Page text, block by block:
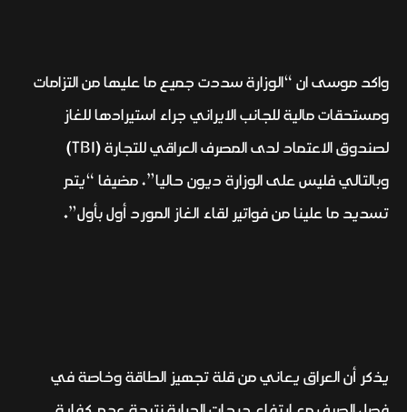
واكد موسى ان “الوزارة سددت جميع ما عليها من التزامات
ومستحقات مالية للجانب الايراني جراء استيرادها للغاز
لصندوق الاعتماد لدى المصرف العراقي للتجارة (TBI)
وبالتالي فليس على الوزارة ديون حاليا”، مضيفا “يتم
تسديد ما علينا من فواتير لقاء الغاز المورد أول بأول”.
يذكر أن العراق يعاني من قلة تجهيز الطاقة وخاصة في